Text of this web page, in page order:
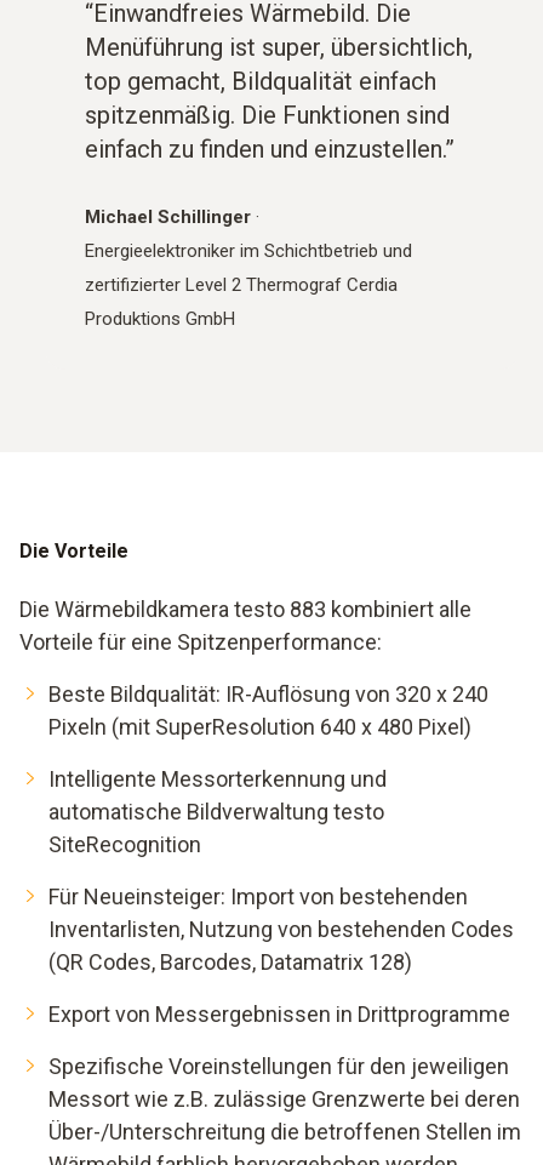
“Einwandfreies Wärmebild. Die
Menüführung ist super, übersichtlich,
top gemacht, Bildqualität einfach
spitzenmäßig. Die Funktionen sind
einfach zu finden und einzustellen.”
Michael Schillinger ·
Energieelektroniker im Schichtbetrieb und
zertifizierter Level 2 Thermograf Cerdia
Produktions GmbH
Die Vorteile
Die Wärmebildkamera testo 883 kombiniert alle
Vorteile für eine Spitzenperformance:
Beste Bildqualität: IR-Auflösung von 320 x 240
Pixeln (mit SuperResolution 640 x 480 Pixel)
Intelligente Messorterkennung und
automatische Bildverwaltung testo
SiteRecognition
Für Neueinsteiger: Import von bestehenden
Inventarlisten, Nutzung von bestehenden Codes
(QR Codes, Barcodes, Datamatrix 128)
Export von Messergebnissen in Drittprogramme
Spezifische Voreinstellungen für den jeweiligen
Messort wie z.B. zulässige Grenzwerte bei deren
Über-/Unterschreitung die betroffenen Stellen im